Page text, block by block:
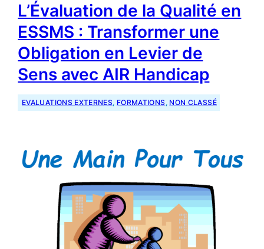
L’Évaluation de la Qualité en
ESSMS : Transformer une
Obligation en Levier de
Sens avec AIR Handicap
EVALUATIONS EXTERNES, FORMATIONS , NON CLASSÉ